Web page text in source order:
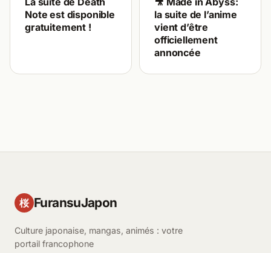
Note est disponible
gratuitement !
la suite de l’anime
vient d’être
officiellement
annoncée
桜 FuransuJapon
Culture japonaise, mangas, animés : votre
portail francophone